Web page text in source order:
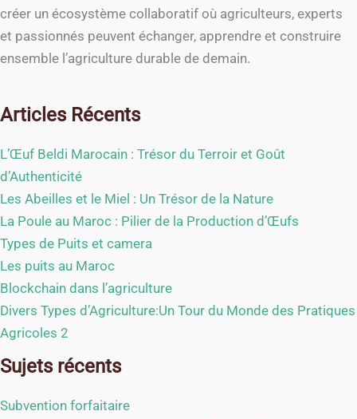
créer un écosystème collaboratif où agriculteurs, experts
et passionnés peuvent échanger, apprendre et construire
ensemble l’agriculture durable de demain.
Articles Récents
L’Œuf Beldi Marocain : Trésor du Terroir et Goût
d’Authenticité
Les Abeilles et le Miel : Un Trésor de la Nature
La Poule au Maroc : Pilier de la Production d’Œufs
Types de Puits et camera
Les puits au Maroc
Blockchain dans l’agriculture
Divers Types d’Agriculture:Un Tour du Monde des Pratiques
Agricoles 2
Sujets récents
Subvention forfaitaire